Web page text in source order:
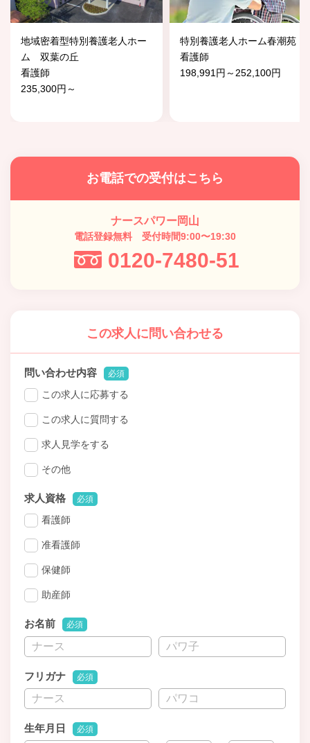
地域密着型特別養護老人ホー
ム 双葉の丘
看護師
235,300円～
特別養護老人ホーム春潮苑
看護師
198,991円～252,100円
お電話での受付はこちら
ナースパワー岡山
電話登録無料 受付時間9:00〜19:30
0120-7480-51
この求人に問い合わせる
問い合わせ内容 必須
この求人に応募する
この求人に質問する
求人見学をする
その他
求人資格 必須
看護師
准看護師
保健師
助産師
お名前 必須
フリガナ 必須
生年月日 必須